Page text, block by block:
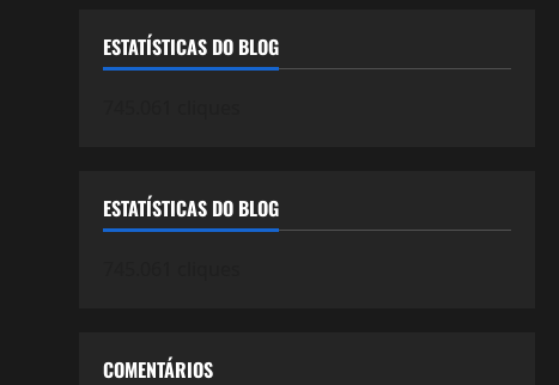
ESTATÍSTICAS DO BLOG
ESTATÍSTICAS DO BLOG
COMENTÁRIOS